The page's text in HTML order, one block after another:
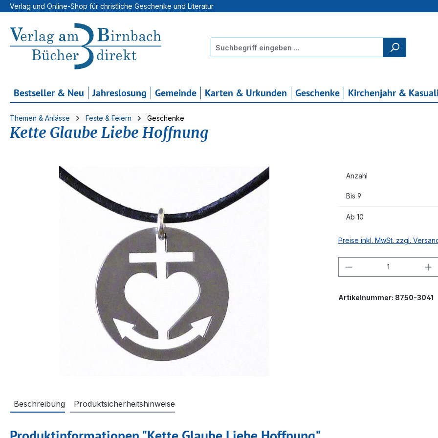
Hauptinhalt springen
Zur Suche springen
Zur Hauptnavigation springen
Verlag und Online-Shop für christliche Geschenke und Literatur
Bestseller & Neu Jahreslosung Gemeinde Karten & Urkunden Geschenke Kirchenjahr &
Themen & Anlässe Feste & Feiern Geschenke
Kette Glaube Liebe Hoffnung
Bildergalerie überspringen
Anzahl
Bis 9
Ab 10
Preise inkl. MwSt. zzgl.
Produkt Anzahl:
Artikelnummer: 8750-3041
Beschreibung Produktsicherheitshinweise